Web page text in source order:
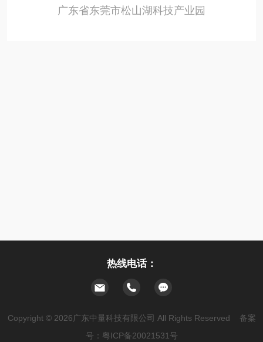
广东省东莞市松山湖科技产业园
热线电话：
Copyright © 2026广东中量科技有限公司 All Rights Reserved 备案
号： 粤ICP备20021531号